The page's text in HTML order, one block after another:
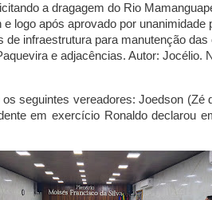
a dragagem do Rio
logo após aprovado por unanimidade
de infraestrutura para manutenção
e adjacências. Autor: Jocélio.
seguintes vereadores: Joedson (Zé
em exercício Ronaldo declarou